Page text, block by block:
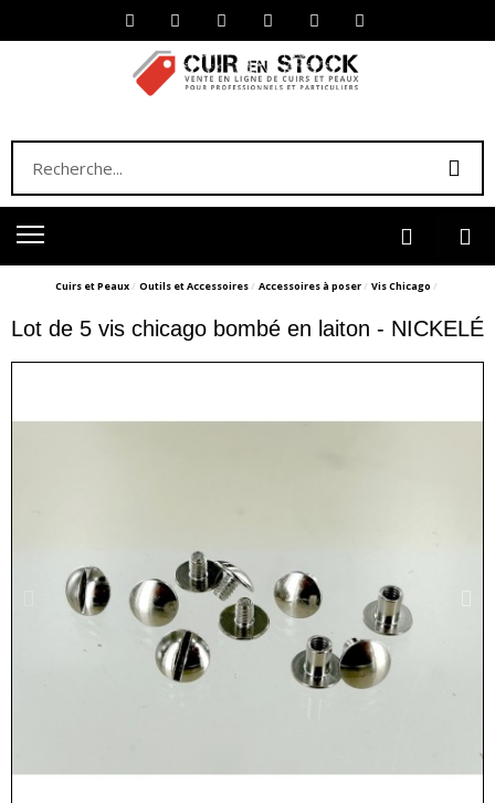
Cuirs et Peaux Outils et Accessoires Accessoires à poser Vis Chicago
Lot de 5 vis chicago bombé en laiton - NICKELÉ